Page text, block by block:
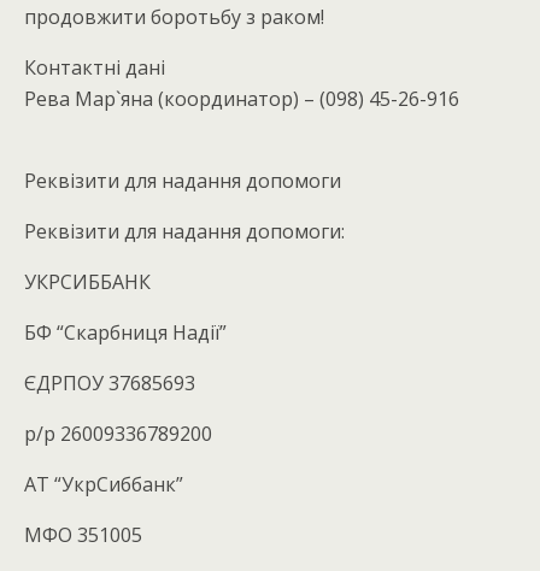
продовжити боротьбу з раком!
Контактні дані
Рева Мар`яна (координатор) – (098) 45-26-916
Реквізити для надання допомоги
Реквізити для надання допомоги:
УКРСИББАНК
БФ “Скарбниця Надії”
ЄДРПОУ 37685693
р/р 26009336789200
АТ “УкрСиббанк”
МФО 351005